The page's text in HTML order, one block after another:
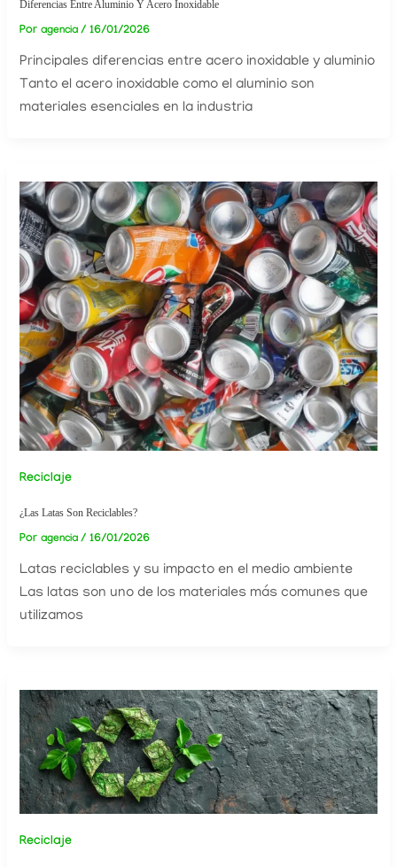
Diferencias Entre Aluminio Y Acero Inoxidable
Por agencia / 16/01/2026
Principales diferencias entre acero inoxidable y aluminio
Tanto el acero inoxidable como el aluminio son
materiales esenciales en la industria
Reciclaje
¿Las Latas Son Reciclables?
Por agencia / 16/01/2026
Latas reciclables y su impacto en el medio ambiente
Las latas son uno de los materiales más comunes que
utilizamos
Reciclaje